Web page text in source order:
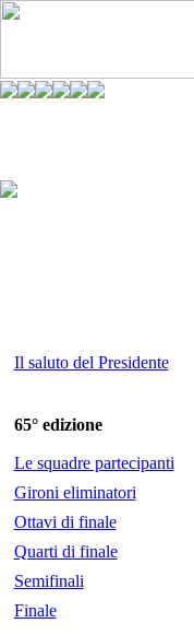
Il saluto del Presidente
65° edizione
Le squadre partecipanti
Gironi eliminatori
Ottavi di finale
Quarti di finale
Semifinali
Finale